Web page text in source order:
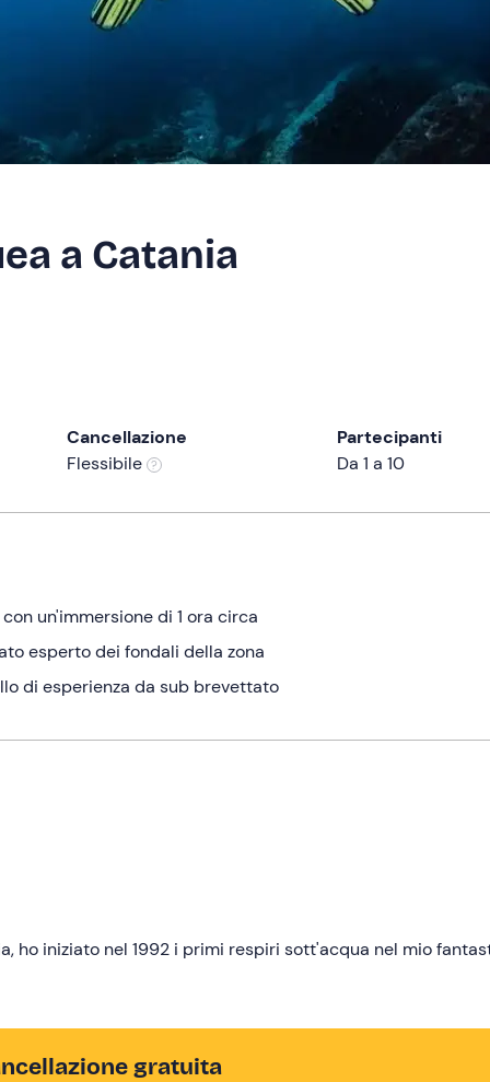
a Catania
Cancellazione
Flessibile
Partecipanti
Da 1 a 10
un'immersione di 1 ora circa
esperto dei fondali della zona
di esperienza da sub brevettato
ho iniziato nel 1992 i primi respiri sott'acqua nel mio
gratuita